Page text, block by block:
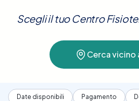
Scegli il tuo Centro
Cerca vicino
Date disponibili Pagamento